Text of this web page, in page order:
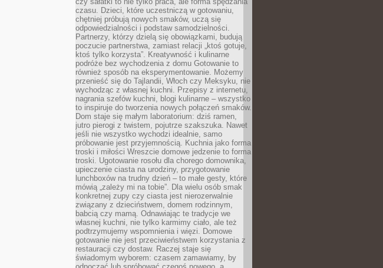
czasu. Dzieci, które uczestniczą w gotowaniu,
chętniej próbują nowych smaków, uczą się
odpowiedzialności i podstaw samodzielności.
Partnerzy, którzy dzielą się obowiązkami, budują
poczucie partnerstwa, zamiast relacji „ktoś gotuje,
ktoś tylko korzysta”. Kreatywność i kulinarne
podróże bez wychodzenia z domu Gotowanie to
również sposób na eksperymentowanie. Możemy
przenieść się do Tajlandii, Włoch czy Meksyku, nie
wychodząc z własnej kuchni. Przepisy z internetu,
nagrania szefów kuchni, blogi kulinarne – wszystko
to inspiruje do tworzenia nowych połączeń smaków.
Dom staje się małym laboratorium: dziś ramen,
jutro pierogi z twistem, pojutrze szakszuka. Nawet
jeśli nie wszystko wychodzi idealnie, samo
próbowanie jest przyjemnością. Kuchnia jako forma
troski i miłości Wreszcie domowe jedzenie to forma
troski. Ugotowanie rosołu dla chorego domownika,
upieczenie ciasta na urodziny, przygotowanie
lunchboxów na trudny dzień – to małe gesty, które
mówią „zależy mi na tobie”. Dla wielu osób smak
konkretnej zupy czy ciasta jest nierozerwalnie
związany z dzieciństwem, domem rodzinnym,
babcią czy mamą. Odnawiając te tradycje we
własnej kuchni, nie tylko karmimy ciało, ale też
podtrzymujemy wspomnienia i więzi. Domowe
gotowanie nie jest przeciwieństwem korzystania z
restauracji czy dostaw. Raczej staje się
świadomym wyborem: czasem zamawiamy, by